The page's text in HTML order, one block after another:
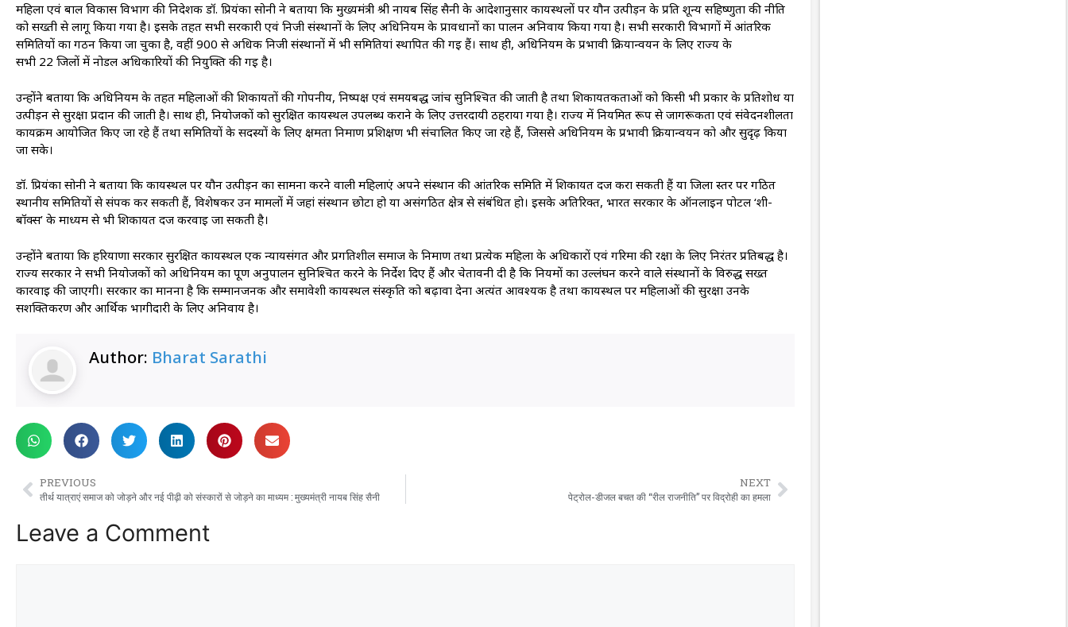
महिला एवं बाल विकास विभाग की निदेशक डॉ. प्रियंका सोनी ने बताया कि मुख्यमंत्री श्री नायब सिंह सैनी के आदेशानुसार कार्यस्थलों पर यौन उत्पीड़न के प्रति शून्य सहिष्णुता की नीति
को सख्ती से लागू किया गया है। इसके तहत सभी सरकारी एवं निजी संस्थानों के लिए अधिनियम के प्रावधानों का पालन अनिवार्य किया गया है। सभी सरकारी विभागों में आंतरिक
समितियों का गठन किया जा चुका है, वहीं 900 से अधिक निजी संस्थानों में भी समितियां स्थापित की गई हैं। साथ ही, अधिनियम के प्रभावी क्रियान्वयन के लिए राज्य के
सभी 22 जिलों में नोडल अधिकारियों की नियुक्ति की गई है।
उन्होंने बताया कि अधिनियम के तहत महिलाओं की शिकायतों की गोपनीय, निष्पक्ष एवं समयबद्ध जांच सुनिश्चित की जाती है तथा शिकायतकर्ताओं को किसी भी प्रकार के प्रतिशोध या
उत्पीड़न से सुरक्षा प्रदान की जाती है। साथ ही, नियोजकों को सुरक्षित कार्यस्थल उपलब्ध कराने के लिए उत्तरदायी ठहराया गया है। राज्य में नियमित रूप से जागरूकता एवं संवेदनशीलता
कार्यक्रम आयोजित किए जा रहे हैं तथा समितियों के सदस्यों के लिए क्षमता निर्माण प्रशिक्षण भी संचालित किए जा रहे हैं, जिससे अधिनियम के प्रभावी क्रियान्वयन को और सुदृढ़ किया
जा सके।
डॉ. प्रियंका सोनी ने बताया कि कार्यस्थल पर यौन उत्पीड़न का सामना करने वाली महिलाएं अपने संस्थान की आंतरिक समिति में शिकायत दर्ज करा सकती हैं या जिला स्तर पर गठित
स्थानीय समितियों से संपर्क कर सकती हैं, विशेषकर उन मामलों में जहां संस्थान छोटा हो या असंगठित क्षेत्र से संबंधित हो। इसके अतिरिक्त, भारत सरकार के ऑनलाइन पोर्टल ‘शी-
बॉक्स’ के माध्यम से भी शिकायत दर्ज करवाई जा सकती है।
उन्होंने बताया कि हरियाणा सरकार सुरक्षित कार्यस्थल एक न्यायसंगत और प्रगतिशील समाज के निर्माण तथा प्रत्येक महिला के अधिकारों एवं गरिमा की रक्षा के लिए निरंतर प्रतिबद्ध है।
राज्य सरकार ने सभी नियोजकों को अधिनियम का पूर्ण अनुपालन सुनिश्चित करने के निर्देश दिए हैं और चेतावनी दी है कि नियमों का उल्लंघन करने वाले संस्थानों के विरुद्ध सख्त
कार्रवाई की जाएगी। सरकार का मानना है कि सम्मानजनक और समावेशी कार्यस्थल संस्कृति को बढ़ावा देना अत्यंत आवश्यक है तथा कार्यस्थल पर महिलाओं की सुरक्षा उनके
सशक्तिकरण और आर्थिक भागीदारी के लिए अनिवार्य है।
Author: Bharat Sarathi
PREVIOUS
तीर्थ यात्राएं समाज को जोड़ने और नई पीढ़ी को संस्कारों से जोड़ने का माध्यम : मुख्यमंत्री नायब सिंह सैनी
NEXT
पेट्रोल-डीजल बचत की “रील राजनीति” पर विद्रोही का हमला
Leave a Comment